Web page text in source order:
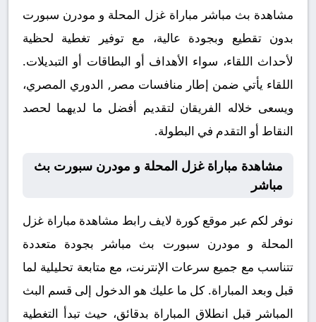
مشاهدة بث مباشر مباراة غزل المحلة و مودرن سبورت
بدون تقطيع وبجودة عالية، مع توفير تغطية لحظية
لأحداث اللقاء، سواء الأهداف أو البطاقات أو التبديلات.
اللقاء يأتي ضمن إطار منافسات مصر, الدوري المصري،
ويسعى خلاله الفريقان لتقديم أفضل ما لديهما لحصد
النقاط أو التقدم في البطولة.
مشاهدة مباراة غزل المحلة و مودرن سبورت بث
مباشر
نوفر لكم عبر موقع كورة لايف رابط مشاهدة مباراة غزل
المحلة و مودرن سبورت بث مباشر بجودة متعددة
تتناسب مع جميع سرعات الإنترنت، مع متابعة تحليلية لما
قبل وبعد المباراة. كل ما عليك هو الدخول إلى قسم البث
المباشر قبل انطلاق المباراة بدقائق، حيث تبدأ التغطية